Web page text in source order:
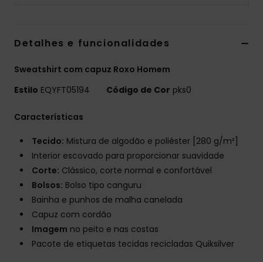
Detalhes e funcionalidades
Sweatshirt com capuz Roxo Homem
Estilo EQYFT05194 Código de Cor pks0
Características
Tecido: Mistura de algodão e poliéster [280 g/m²]
Interior escovado para proporcionar suavidade
Corte: Clássico, corte normal e confortável
Bolsos: Bolso tipo canguru
Bainha e punhos de malha canelada
Capuz com cordão
Imagem no peito e nas costas
Pacote de etiquetas tecidas recicladas Quiksilver